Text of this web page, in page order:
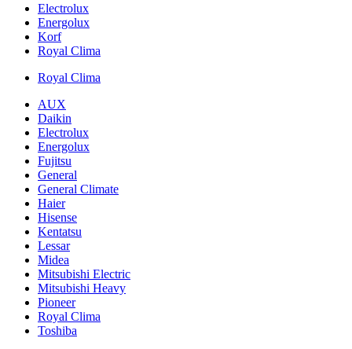
Electrolux
Energolux
Korf
Royal Clima
Royal Clima
AUX
Daikin
Electrolux
Energolux
Fujitsu
General
General Climate
Haier
Hisense
Kentatsu
Lessar
Midea
Mitsubishi Electric
Mitsubishi Heavy
Pioneer
Royal Clima
Toshiba